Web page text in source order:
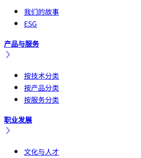
我们的故事
ESG
产品与服务
按技术分类
按产品分类
按服务分类
职业发展
文化与人才